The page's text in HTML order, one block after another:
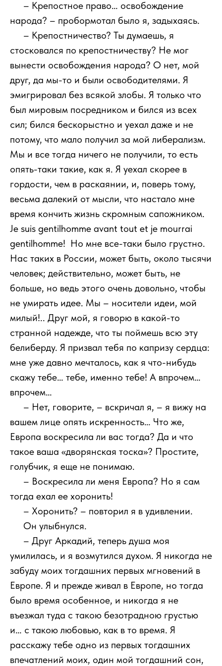
– Крепостное право… освобождение
народа? – пробормотал было я, задыхаясь.
– Крепостничество? Ты думаешь, я
стосковался по крепостничеству? Не мог
вынести освобождения народа? О нет, мой
друг, да мы-то и были освободителями. Я
эмигрировал без всякой злобы. Я только что
был мировым посредником и бился из всех
сил; бился бескорыстно и уехал даже и не
потому, что мало получил за мой либерализм.
Мы и все тогда ничего не получили, то есть
опять-таки такие, как я. Я уехал скорее в
гордости, чем в раскаянии, и, поверь тому,
весьма далекий от мысли, что настало мне
время кончить жизнь скромным сапожником.
Je suis gentilhomme avant tout et je mourrai
gentilhomme! Но мне все-таки было грустно.
Нас таких в России, может быть, около тысячи
человек; действительно, может быть, не
больше, но ведь этого очень довольно, чтобы
не умирать идее. Мы – носители идеи, мой
милый!.. Друг мой, я говорю в какой-то
странной надежде, что ты поймешь всю эту
белиберду. Я призвал тебя по капризу сердца:
мне уже давно мечталось, как я что-нибудь
скажу тебе… тебе, именно тебе! А впрочем…
впрочем…
– Нет, говорите, – вскричал я, – я вижу на
вашем лице опять искренность… Что же,
Европа воскресила ли вас тогда? Да и что
такое ваша «дворянская тоска»? Простите,
голубчик, я еще не понимаю.
– Воскресила ли меня Европа? Но я сам
тогда ехал ее хоронить!
– Хоронить? – повторил я в удивлении.
Он улыбнулся.
– Друг Аркадий, теперь душа моя
умилилась, и я возмутился духом. Я никогда не
забуду моих тогдашних первых мгновений в
Европе. Я и прежде живал в Европе, но тогда
было время особенное, и никогда я не
въезжал туда с такою безотрадною грустью
и… с такою любовью, как в то время. Я
расскажу тебе одно из первых тогдашних
впечатлений моих, один мой тогдашний сон,